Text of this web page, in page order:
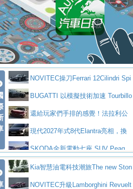
隊表現精彩淨零減碳指標性應用 純電動水泥預
拌車 消防車除了滅火裝備還需要什麼？
一探SITRAK “準” 消防車的究竟
大益金龍初試啼聲，汽柴油5噸貨車
不是對手正宗年鑑2025年全球自動車年鑑1月
下旬問世！2024第六屆ISUZU運轉職人挑戰賽
首度前進南台灣熱烈開戰
豪華電能休旅新星 Audi Q4 Sportba
ck 55 e-tron S lineScania Taiwan 逆風而行，加深力
道投資布局
盤與數位介面搶先揭露
Audi Q9 將於 2026 年底上市 旗艦
大型 SUV 鎖定七人座豪華市場
BMW攜手漫威電影【蜘蛛人：重生
日】 Skoda 發表全新 Peaq 內裝：七人
座純電旗艦 SUV，行李廂最大可達 935 公
升
全新純電 Mercedes-Benz C 400 4
MATIC Electric 登場
奢華與科技大躍進，MAZDA全新3
代CX-5全方位進化提前亮相並展開預售94.9
萬起
馬自達公布 2027 年式 MX-5 更
新，新增 Yakudo 特別版
Skoda Peaq 發表全新電動動力系
統 最長續航逾 640 公里、支援雙向供電
BMW M2 首度導入 xDrive 四驅，
美國與瑞士需求成關鍵推手
The all-new T-Roc 魅力 自成焦點
Maserati GT2 Stradale「Tribute to
MC12」全球首度亮相
迎接 RANGE ROVER 品牌家族第
NOVITEC操刀Ferrari 12Cilindri Spi
der 碳纖維空力、鍛造輪圈與Inconel排氣
上身
BUGATTI 以模擬技術加速 Tourbillo
n 動態開發還給玩家們手排的感覺！法拉利公
布12Cilidri Manaule手排超跑產品細節
現代2027年式8代Elantra亮相，換
裝更銳利的造型、更先進的資訊娛樂系統及
更高效的動力
SKODA全新電動七座 SUV Peaq
問世，擁有品牌史上最寬敞且豪華的座艙
AUDI推出首款高性能油電超跑Nuvo
lari，0到100公里加速2.6秒、極速350公里
百年三叉戟傳奇再啟程 Maserati 重
Kia智慧油電科技潮旅The new Ston
ic 1-7月累計銷量創歷史新高
NOVITEC升級Lamborghini Revuelt